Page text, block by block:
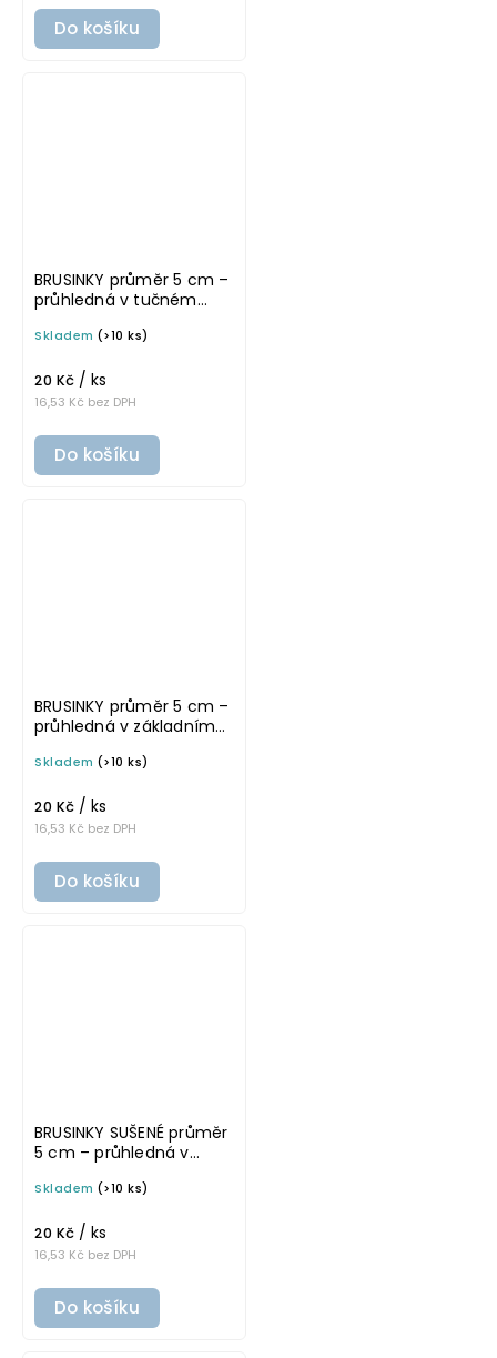
Do košíku
BRUSINKY průměr 5 cm –
průhledná v tučném
samolepka na
Skladem (>10 ks)
16,53 Kč bez DPH
20 Kč / ks
Do košíku
BRUSINKY průměr 5 cm –
průhledná v základním
samolepka na
Skladem (>10 ks)
16,53 Kč bez DPH
20 Kč / ks
Do košíku
BRUSINKY SUŠENÉ průměr
5 cm – průhledná v
omyvatelná samolepka
Skladem (>10 ks)
16,53 Kč bez DPH
20 Kč / ks
Do košíku